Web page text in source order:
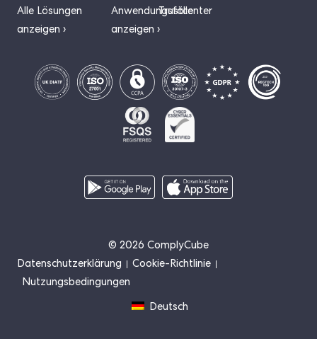
Alle Lösungen
anzeigen ›
Anwendungsfälle
anzeigen ›
Trustcenter
© 2026 ComplyCube
Datenschutzerklärung
Cookie-Richtlinie
Nutzungsbedingungen
Deutsch